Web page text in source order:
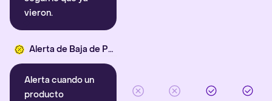
vieron.
Alerta de Baja de Precio
Alerta cuando un
producto